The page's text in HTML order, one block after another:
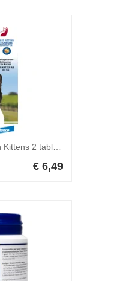
€ 6,49